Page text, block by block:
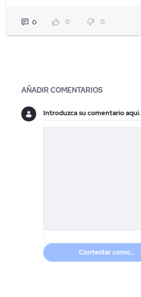
0 0 0
Blogs
AÑADIR COMENTARIOS
Introduzca su comentario aquí.
Contestar como...